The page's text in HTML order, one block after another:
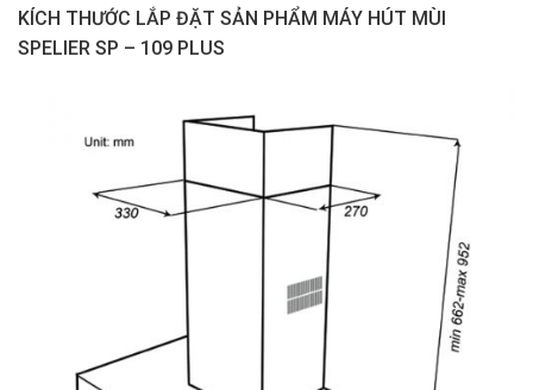
KÍCH THƯỚC LẮP ĐẶT SẢN PHẨM MÁY HÚT MÙI
SPELIER SP – 109 PLUS